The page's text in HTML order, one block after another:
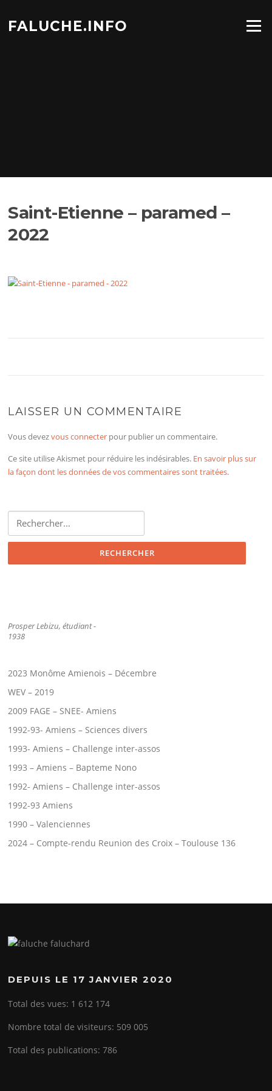
contenu
FALUCHE.INFO Menu
Saint-Etienne – paramed –
2022
LAISSER UN COMMENTAIRE
Vous devezvous connecter pour publier un commentaire.
Ce site utilise Akismet pour réduire les indésirables. En savoir plus sur
la façon dont les données de vos commentaires sont traitées.
Rechercher :
Prosper Lebizu, étudiant -
1938
2023 Monôme Amienois – Décembre
WEV – 2019
2009 FAGE – SNEE- Amiens
1992-93- Amiens – Sciences divers
1993- Amiens – Challenge inter-assos
1993 – Amiens – Bapteme Nono
1992- Amiens – Challenge inter-assos
1992-93 Amiens
1990 – Valenciennes
2024 – Compte-rendu Reunion des Croix – Toulouse 136
DEPUIS LE 17 JANVIER 2020
Total des vues: 1 612 174
Nombre total de visiteurs: 509 005
Total des publications:786